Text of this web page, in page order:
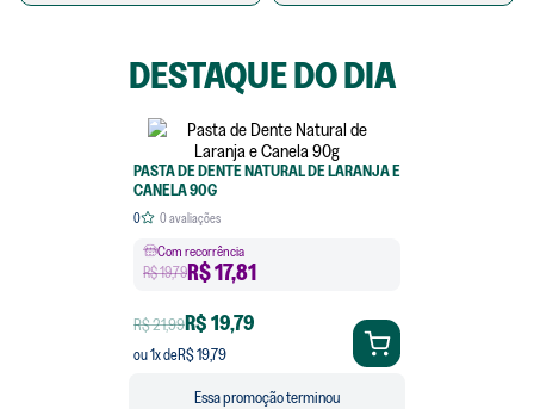
DESTAQUE DO DIA
PASTA DE DENTE NATURAL DE LARANJA E
CANELA 90G
0 0avaliações
Com recorrência
R$ 19,79R$17,81
R$ 21,99R$ 19,79
ou1x deR$ 19,79
Essa promoção terminou